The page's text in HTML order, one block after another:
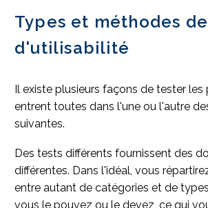
Types et méthodes
d'utilisabilité
Il existe plusieurs façons de tester les
entrent toutes dans l'une ou l'autre
suivantes.
Des tests différents fournissent des
différentes. Dans l'idéal, vous
entre autant de catégories et de
vous le pouvez ou le devez, ce qui